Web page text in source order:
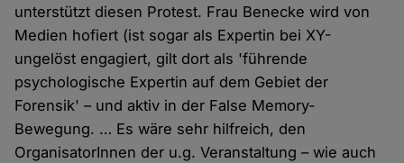
unterstützt diesen Protest. Frau Benecke wird von
Medien hofiert (ist sogar als Expertin bei XY-
ungelöst engagiert, gilt dort als 'führende
psychologische Expertin auf dem Gebiet der
Forensik' – und aktiv in der False Memory-
Bewegung. … Es wäre sehr hilfreich, den
OrganisatorInnen der u.g. Veranstaltung – wie auch